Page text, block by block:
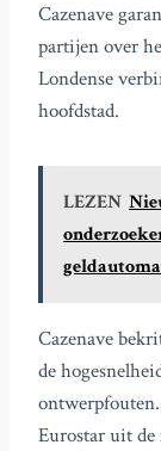
Cazenave
partijen over
Londense
hoofdstad.
LEZEN
Cazenave
de
Eurostar uit de